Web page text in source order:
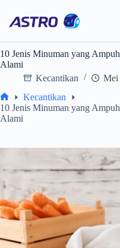
content
10 Jenis Minuman yang
Alami
Kecantikan
Mei
Home
Kecantikan
10 Jenis Minuman yang
Alami